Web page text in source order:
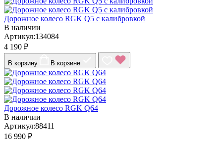
Дорожное колесо RGK Q5 с калибровкой
В наличии
Артикул:134084
4 190 ₽
В корзину В корзине
Дорожное колесо RGK Q64
В наличии
Артикул:88411
16 990 ₽